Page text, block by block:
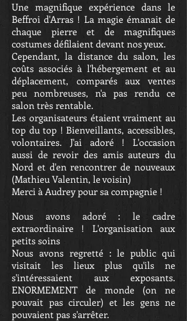
Une magnifique expérience dans le
Beffroi d'Arras ! La magie émanait de
chaque pierre et de magnifiques
costumes défilaient devant nos yeux.
Cependant, la distance du salon, les
coûts associés à l'hébergement et au
déplacement, comparés aux ventes
peu nombreuses, n'a pas rendu ce
salon très rentable.
Les organisateurs étaient vraiment au
top du top ! Bienveillants, accessibles,
volontaires. J'ai adoré ! L'occasion
aussi de revoir des amis auteurs du
Nord et d'en rencontrer de nouveaux
(Mathieu Valentin, le voisin)
Merci à Audrey pour sa compagnie !
Nous avons adoré : le cadre
extraordinaire ! L'organisation aux
petits soins
Nous avons regretté : le public qui
visitait les lieux plus qu'ils ne
s'intéressaient aux exposants.
ENORMEMENT de monde (on ne
pouvait pas circuler) et les gens ne
pouvaient pas s'arrêter.